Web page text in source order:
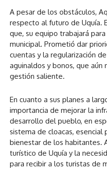
A pesar de los obstáculos,
respecto al futuro de Uquía.
que, su equipo trabajará
municipal. Prometió dar
cuentas y la regularización
aguinaldos y bonos, que aún
gestión saliente.
En cuanto a sus planes a
importancia de mejorar la
desarrollo del pueblo, en
sistema de cloacas, esencial
bienestar de los habitantes.
turístico de Uquía y la
para recibir a los turistas de